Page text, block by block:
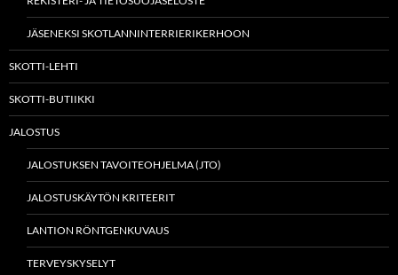
JÄSENEKSI SKOTLANNINTERRIERIKERHOON
SKOTTI-LEHTI
SKOTTI-BUTIIKKI
JALOSTUS
JALOSTUKSEN TAVOITEOHJELMA (JTO)
JALOSTUSKÄYTÖN KRITEERIT
LANTION RÖNTGENKUVAUS
TERVEYSKYSELYT